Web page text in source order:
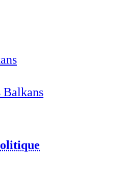
Balkans